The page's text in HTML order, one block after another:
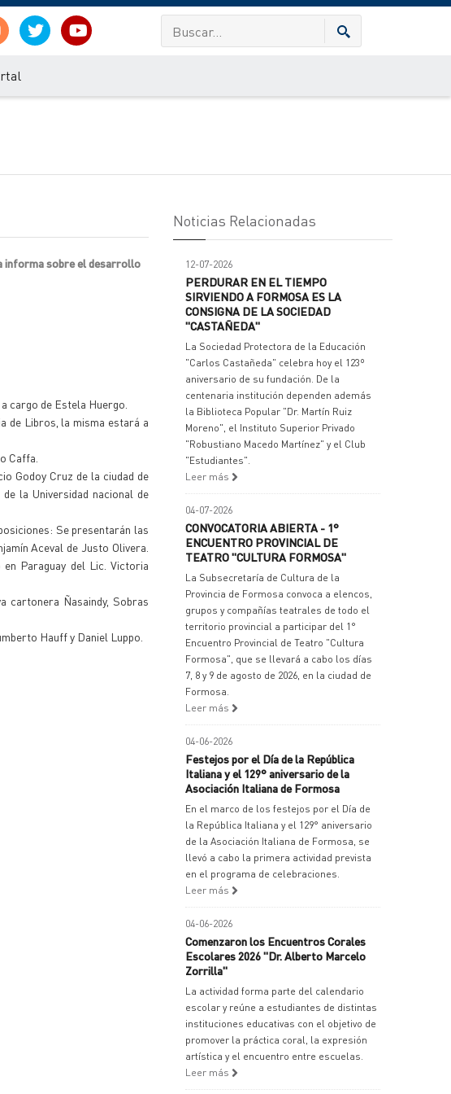
informa sobre el desarrollo
cargo de Estela Huergo.
de Libros, la misma estará a
Caffa.
Godoy Cruz de la ciudad de
la Universidad nacional de
Se presentarán las
Aceval de Justo Olivera.
Paraguay del Lic. Victoria
cartonera Ñasaindy, Sobras
Hauff y Daniel Luppo.
Noticias Relacionadas
12-07-2026
PERDURAR EN EL TIEMPO
SIRVIENDO A FORMOSA ES LA
CONSIGNA DE LA SOCIEDAD
"CASTAÑEDA"
La Sociedad Protectora de la Educación
"Carlos Castañeda" celebra hoy el 123º
aniversario de su fundación. De la
centenaria institución dependen además
la Biblioteca Popular "Dr. Martín Ruiz
Moreno", el Instituto Superior Privado
"Robustiano Macedo Martínez" y el Club
"Estudiantes".
Leer más
04-07-2026
CONVOCATORIA ABIERTA - 1°
ENCUENTRO PROVINCIAL DE
TEATRO "CULTURA FORMOSA"
La Subsecretaría de Cultura de la
Provincia de Formosa convoca a elencos,
grupos y compañías teatrales de todo el
territorio provincial a participar del 1°
Encuentro Provincial de Teatro "Cultura
Formosa", que se llevará a cabo los días
7, 8 y 9 de agosto de 2026, en la ciudad de
Formosa.
Leer más
04-06-2026
Festejos por el Día de la República
Italiana y el 129° aniversario de la
Asociación Italiana de Formosa
En el marco de los festejos por el Día de
la República Italiana y el 129° aniversario
de la Asociación Italiana de Formosa, se
llevó a cabo la primera actividad prevista
en el programa de celebraciones.
Leer más
04-06-2026
Comenzaron los Encuentros Corales
Escolares 2026 "Dr. Alberto Marcelo
Zorrilla"
La actividad forma parte del calendario
escolar y reúne a estudiantes de distintas
instituciones educativas con el objetivo de
promover la práctica coral, la expresión
artística y el encuentro entre escuelas.
Leer más